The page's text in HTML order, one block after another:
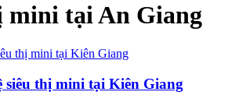
mini tại An Giang
siêu thị mini tại Kiên Giang